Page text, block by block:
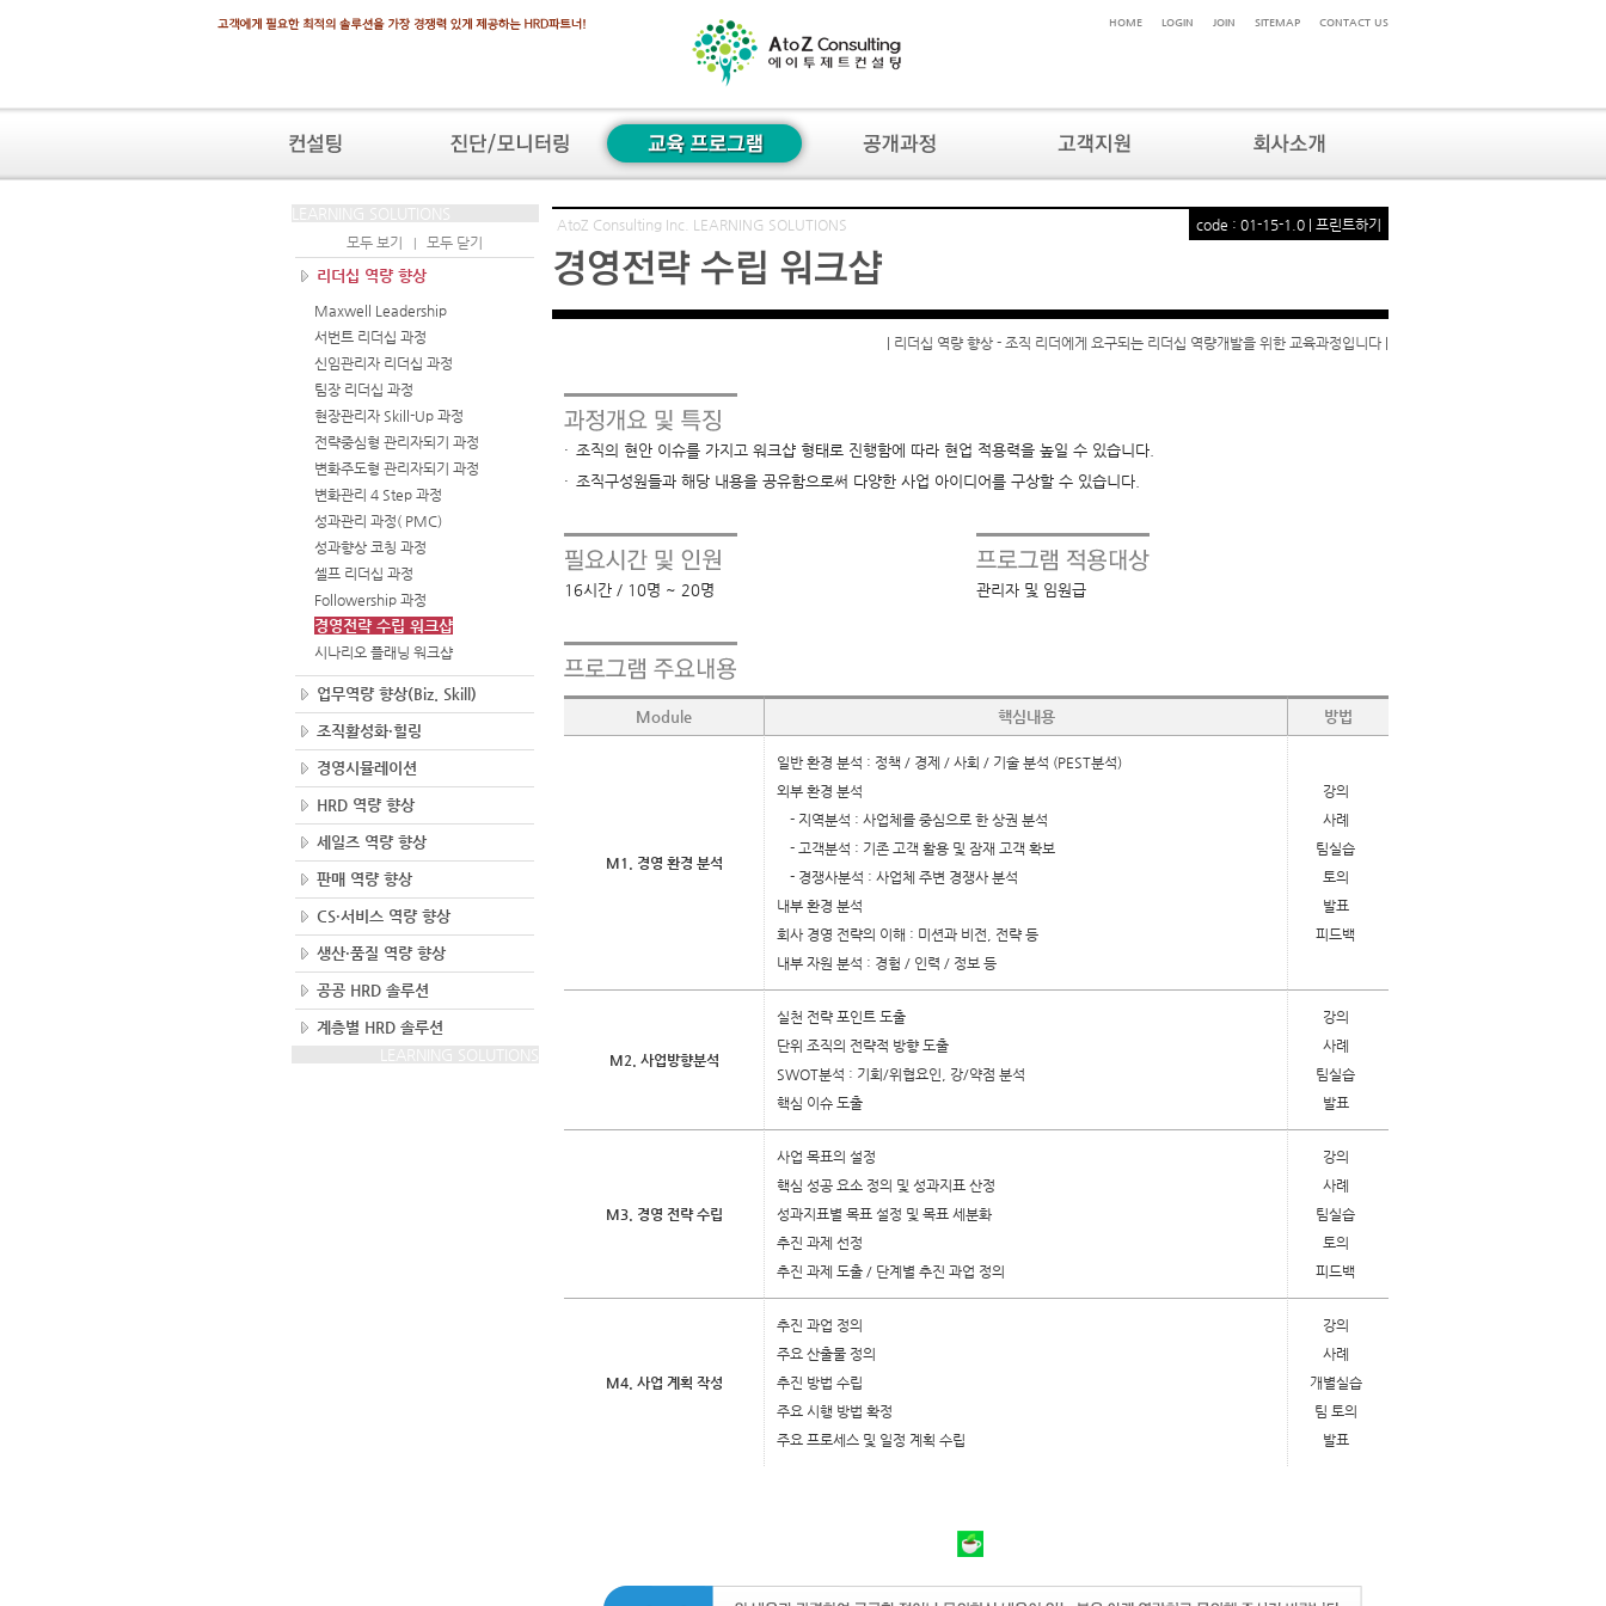
HOME LOGIN JOIN SITEMAP CONTACT US
모두 보기 모두 닫기
리더십 역량 향상
Maxwell Leadership
서번트 리더십 과정
신임관리자 리더십 과정
팀장 리더십 과정
현장관리자 Skill-Up 과정
전략중심형 관리자되기 과정
변화주도형 관리자되기 과정
변화관리 4 Step 과정
성과관리 과정( PMC)
성과향상 코칭 과정
셀프 리더십 과정
Followership 과정
경영전략 수립 워크샵
시나리오 플래닝 워크샵
업무역량 향상(Biz. Skill)
조직활성화·힐링
경영시뮬레이션
HRD 역량 향상
세일즈 역량 향상
판매 역량 향상
CS·서비스 역량 향상
생산·품질 역량 향상
공공 HRD 솔루션
계층별 HRD 솔루션
AtoZ Consulting Inc. LEARNING SOLUTIONS code : 01-15-1.0 | 프린트하기
| 리더십 역량 향상 - 조직 리더에게 요구되는 리더십 역량개발을 위한 교육과정입니다 |
· 조직의 현안 이슈를 가지고 워크샵 형태로 진행함에 따라 현업 적용력을 높일 수 있습니다.
· 조직구성원들과 해당 내용을 공유함으로써 다양한 사업 아이디어를 구상할 수 있습니다.
16시간 / 10명 ~ 20명 관리자 및 임원급
Module 핵심내용 방법
M1. 경영 환경 분석
일반 환경 분석 : 정책 / 경제 / 사회 / 기술 분석 (PEST분석)
외부 환경 분석
- 지역분석 : 사업체를 중심으로 한 상권 분석
- 고객분석 : 기존 고객 활용 및 잠재 고객 확보
- 경쟁사분석 : 사업체 주변 경쟁사 분석
내부 환경 분석
회사 경영 전략의 이해 : 미션과 비전, 전략 등
내부 자원 분석 : 경험 / 인력 / 정보 등
강의
사례
팀실습
토의
발표
피드백
M2. 사업방향분석
실천 전략 포인트 도출
단위 조직의 전략적 방향 도출
SWOT분석 : 기회/위협요인, 강/약점 분석
핵심 이슈 도출
강의
사례
팀실습
발표
M3. 경영 전략 수립
사업 목표의 설정
핵심 성공 요소 정의 및 성과지표 산정
성과지표별 목표 설정 및 목표 세분화
추진 과제 선정
추진 과제 도출 / 단계별 추진 과업 정의
강의
사례
팀실습
토의
피드백
M4. 사업 계획 작성
추진 과업 정의
주요 산출물 정의
추진 방법 수립
주요 시행 방법 확정
주요 프로세스 및 일정 계획 수립
강의
사례
개별실습
팀 토의
발표